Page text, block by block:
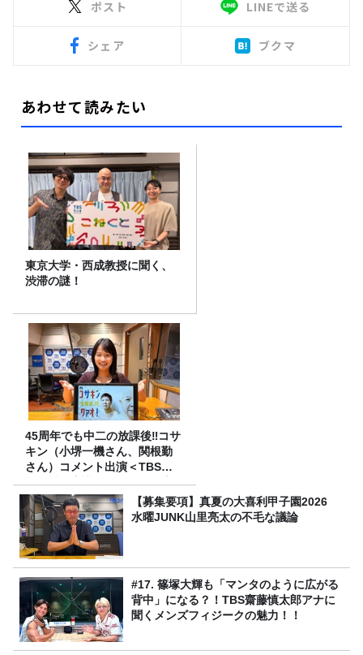
ポスト LINEで送る
シェア ブクマ
あわせて読みたい
東京大学・西成教授に聞く、
渋滞の謎！
45周年でも中二の放課後‼コサ
キン（小堺一機さん、関根勤
さん）コメント出演＜TBSラ
ジオ番組審議会からのご報告
＞
【募集要項】真夏の大喜利甲子園2026
水曜JUNK山里亮太の不毛な議論
#17. 篠塚大輝も「マンタのように広がる
背中」になる？！TBS齋藤慎太郎アナに
聞くメンズフィジークの魅力！！